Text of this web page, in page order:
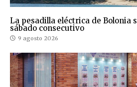
La pesadilla eléctrica de Bolonia
sábado consecutivo
9 agosto 2026